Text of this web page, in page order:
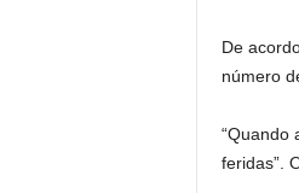
De
número
“Quando
feridas”.